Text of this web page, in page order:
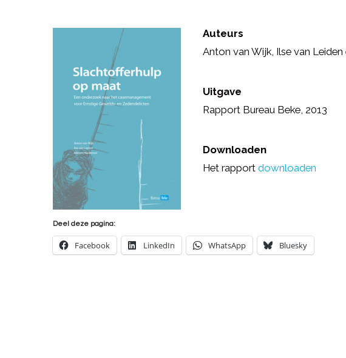
Auteurs
Anton van Wijk, Ilse van
Uitgave
Rapport Bureau Beke, 2013
Downloaden
Het rapportdownloaden
Deel deze pagina:
Facebook LinkedIn WhatsApp Bluesky